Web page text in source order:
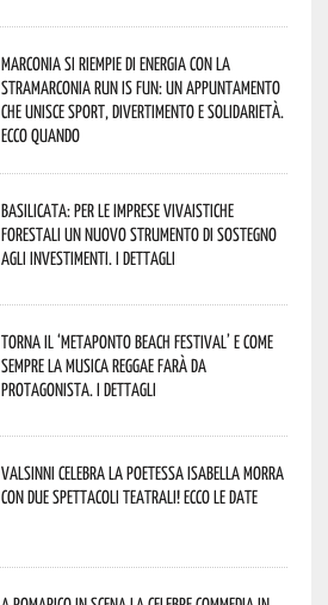
Marconia si riempie di energia con la
StraMarconia Run is Fun: un appuntamento
che unisce sport, divertimento e solidarietà.
Ecco quando
Basilicata: per le imprese vivaistiche
forestali un nuovo strumento di sostegno
agli investimenti. I dettagli
Torna il ‘Metaponto beach festival’ e come
sempre la musica reggae farà da
protagonista. I dettagli
Valsinni celebra la poetessa Isabella Morra
con due spettacoli teatrali! Ecco le date